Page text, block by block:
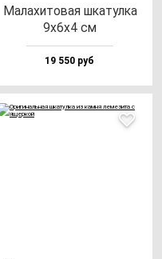
Мала­хи­то­вая шка­тул­ка
9х6х4 см
19 550 руб